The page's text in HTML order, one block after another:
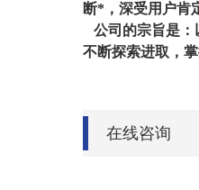
断*，深受用户肯
公司的宗旨是：
不断探索进取，
在线咨询